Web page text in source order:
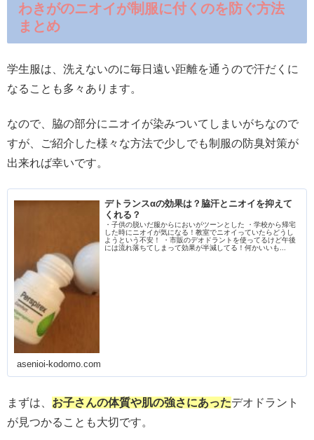
わきがのニオイが制服に付くのを防ぐ方法
まとめ
学生服は、洗えないのに毎日遠い距離を通うので汗だくに
なることも多々あります。
なので、脇の部分にニオイが染みついてしまいがちなので
すが、ご紹介した様々な方法で少しでも制服の防臭対策が
出来れば幸いです。
デトランスαの効果は？脇汗とニオイを抑えて
くれる？
・子供の脱いだ服からにおいがツーンとした ・学校から帰宅
した時にニオイが気になる！教室でニオイっていたらどうし
ようという不安！ ・市販のデオドラントを使ってるけど午後
には流れ落ちてしまって効果が半減してる！何かいいも...
asenioi-kodomo.com
まずは、 お子さんの体質や肌の強さにあったデオドラント
が見つかることも大切です。